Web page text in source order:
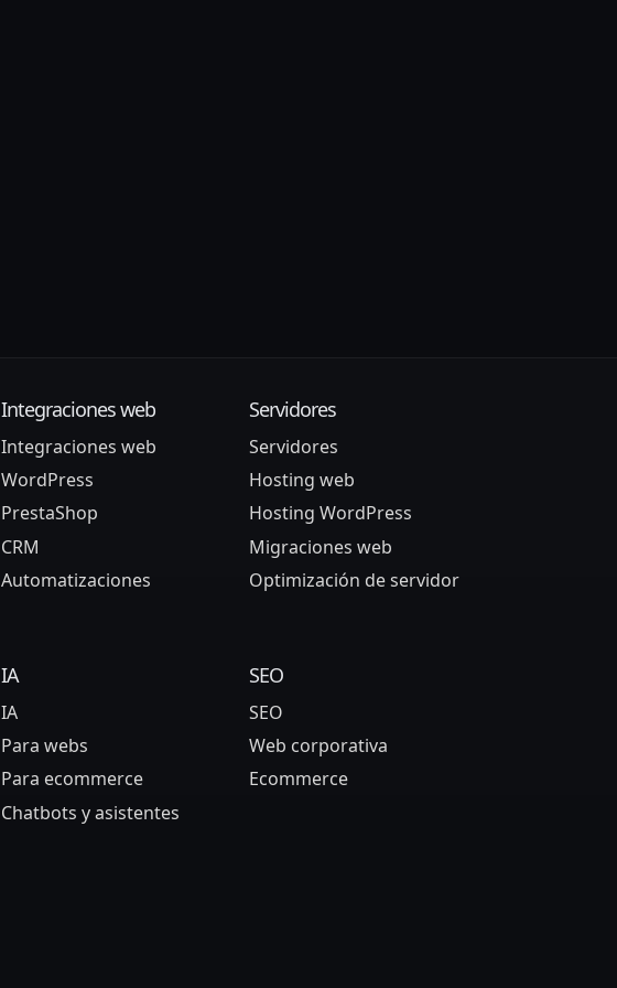
Integraciones web
Integraciones web
WordPress
PrestaShop
CRM
Automatizaciones
IA
IA
Para webs
Para ecommerce
Chatbots y asistentes
Servidores
Servidores
Hosting web
Hosting WordPress
Migraciones web
Optimización de servidor
SEO
SEO
Web corporativa
Ecommerce